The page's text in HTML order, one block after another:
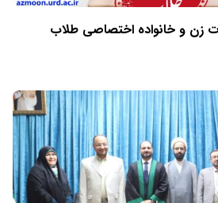
زن و خانواده اختصاصی طلاب